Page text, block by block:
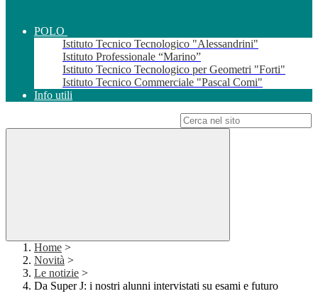
POLO
Istituto Tecnico Tecnologico "Alessandrini"
Istituto Professionale “Marino”
Istituto Tecnico Tecnologico per Geometri "Forti"
Istituto Tecnico Commerciale "Pascal Comi"
Info utili
Home >
Novità >
Le notizie >
Da Super J: i nostri alunni intervistati su esami e futuro